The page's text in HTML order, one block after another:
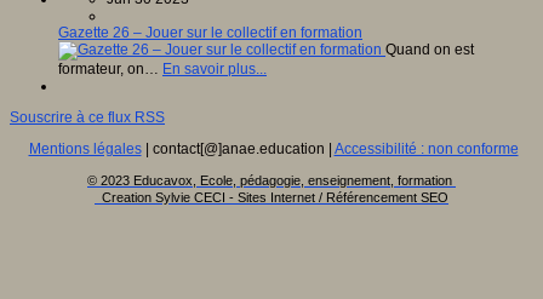
Gazette 26 – Jouer sur le collectif en formation
Quand on est
formateur, on… En savoir plus...
Souscrire à ce flux RSS
Mentions légales| contact[@]anae.education | Accessibilité : non conforme
© 2023 Educavox, Ecole, pédagogie, enseignement, formation
Creation Sylvie CECI - Sites Internet / Référencement SEO